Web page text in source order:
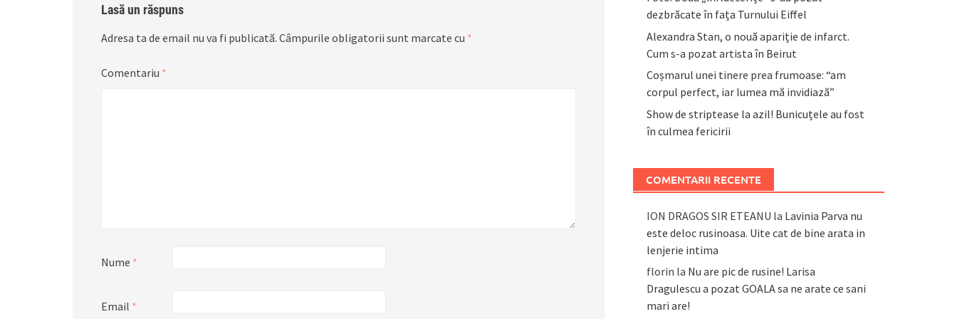
Lasă un răspuns
Adresa ta de email nu va fi publicată. Câmpurile obligatorii sunt marcate cu *
Comentariu *
Nume *
Email *
dezbrăcate în fața Turnului Eiffel
Alexandra Stan, o nouă apariție de infarct.
Cum s-a pozat artista în Beirut
Coșmarul unei tinere prea frumoase: “am
corpul perfect, iar lumea mă invidiază”
Show de striptease la azil! Bunicuțele au fost
în culmea fericirii
COMENTARII RECENTE
ION DRAGOS SIR ETEANU la Lavinia Parva nu
este deloc rusinoasa. Uite cat de bine arata in
lenjerie intima
florin la Nu are pic de rusine! Larisa
Dragulescu a pozat GOALA sa ne arate ce sani
mari are!